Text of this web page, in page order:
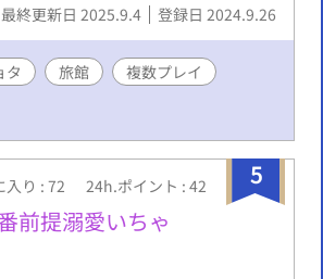
最終更新日 2025.9.4 登録日 2024.9.26
タ 旅館
複数プレイ
5
入り : 72 24h.ポイント : 42
前提溺愛いちゃ